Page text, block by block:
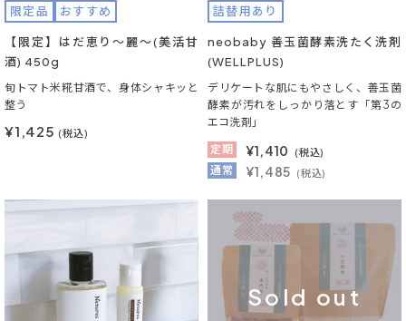
限定品 おすすめ
【限定】はだ恵り～麗～(美活甘
酒) 450g
旬トマト米糀甘酒で、身体シャキッと
整う
¥1,425 (税込)
詰替用あり
neobaby 善玉菌酵素洗たく洗剤
(WELLPLUS)
デリケートな肌にもやさしく、善玉菌
酵素が汚れをしっかり落とす「第3の
エコ洗剤」
定期
¥1,410 (税込)
通常 ¥1,485 (税込)
Sold out